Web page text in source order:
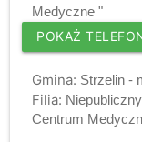
Medyczne "
POKAŻ
Gmina: Strzelin -
Filia:
Centrum